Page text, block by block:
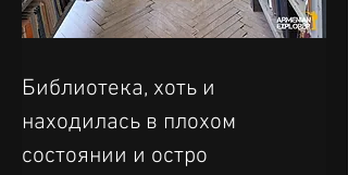
Библиотека, хоть и
находилась в плохом
состоянии и остро